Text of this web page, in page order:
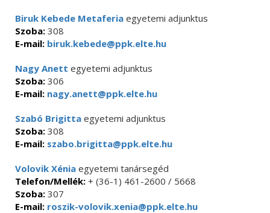
Biruk Kebede Metaferia egyetemi adjunktus
Szoba: 308
E-mail: biruk.kebede@ppk.elte.hu
Nagy Anett egyetemi adjunktus
Szoba: 306
E-mail: nagy.anett@ppk.elte.hu
Szabó Brigitta egyetemi adjunktus
Szoba: 308
E-mail: szabo.brigitta@ppk.elte.hu
Volovik Xénia egyetemi tanársegéd
Telefon/Mellék: + (36-1) 461-2600 / 5668
Szoba: 307
E-mail: roszik-volovik.xenia@ppk.elte.hu